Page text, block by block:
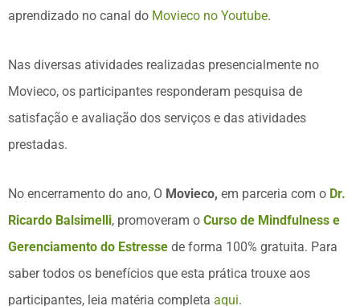
aprendizado no canal do Movieco no Youtube.
Nas diversas atividades realizadas presencialmente no
Movieco, os participantes responderam pesquisa de
satisfação e avaliação dos serviços e das atividades
prestadas.
No encerramento do ano, O Movieco, em parceria com o Dr.
Ricardo Balsimelli, promoveram o Curso de Mindfulness e
Gerenciamento do Estresse de forma 100% gratuita. Para
saber todos os benefícios que esta prática trouxe aos
participantes, leia matéria completa aqui.